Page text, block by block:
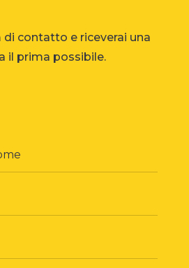
contatto e riceverai una
il prima possibile.